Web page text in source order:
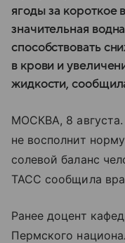
ягоды за короткое
значительная
способствовать
в крови и
жидкости,
МОСКВА, 8
не восполнит
солевой баланс
ТАСС сообщила
Ранее доцент
Пермского